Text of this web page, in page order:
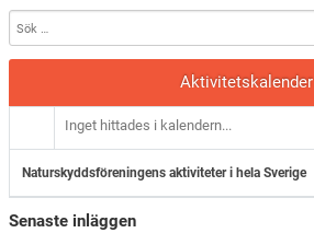
Aktivitetskalender
Inget hittades i kalendern...
Naturskyddsföreningens aktiviteter i hela Sverige
Senaste inläggen